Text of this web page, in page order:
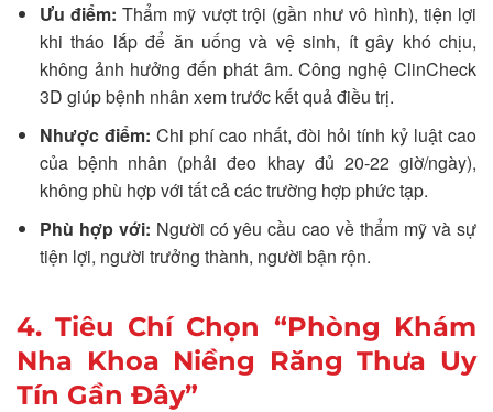
Ưu điểm: Thẩm mỹ vượt trội (gần như vô hình), tiện lợi
khi tháo lắp để ăn uống và vệ sinh, ít gây khó chịu,
không ảnh hưởng đến phát âm. Công nghệ ClinCheck
3D giúp bệnh nhân xem trước kết quả điều trị.
Nhược điểm: Chi phí cao nhất, đòi hỏi tính kỷ luật cao
của bệnh nhân (phải đeo khay đủ 20-22 giờ/ngày),
không phù hợp với tất cả các trường hợp phức tạp.
Phù hợp với: Người có yêu cầu cao về thẩm mỹ và sự
tiện lợi, người trưởng thành, người bận rộn.
4. Tiêu Chí Chọn “Phòng Khám
Nha Khoa Niềng Răng Thưa Uy
Tín Gần Đây”